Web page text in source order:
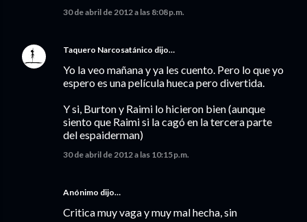
30 de abril de 2012 a las 8:08 p.m.
Taquero Narcosatánico dijo…
Yo la veo mañana y ya les cuento. Pero lo que yo
espero es una película hueca pero divertida.
Y si, Burton y Raimi lo hicieron bien (aunque
siento que Raimi si la cagó en la tercera parte
del espaiderman)
30 de abril de 2012 a las 10:15 p.m.
Anónimo dijo…
Critica muy vaga y muy mal hecha, sin